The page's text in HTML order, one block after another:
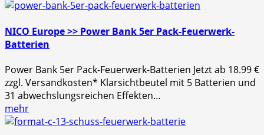
NICO Europe >> Power Bank 5er Pack-Feuerwerk-
Batterien
Power Bank 5er Pack-Feuerwerk-Batterien Jetzt ab 18.99 €
zzgl. Versandkosten* Klarsichtbeutel mit 5 Batterien und
31 abwechslungsreichen Effekten…
mehr